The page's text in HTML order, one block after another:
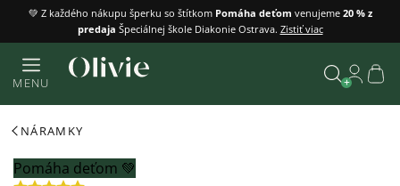
Prejsť
obsah
💚 Z každého nákupu šperku so štítkom Pomáha deťom venujeme 20 % z
predaja Špeciálnej škole Diakonie Ostrava. Zistiť viac
MENU
NÁRAMKY
Pomáha deťom 💚